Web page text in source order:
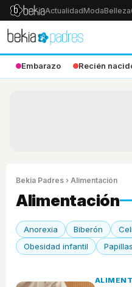
ActualidadModaBelleza
Embarazo Recién
Bekia Padres › Alimentación
Alimentación
Anorexia Biberón
Obesidad infantil
Papillas